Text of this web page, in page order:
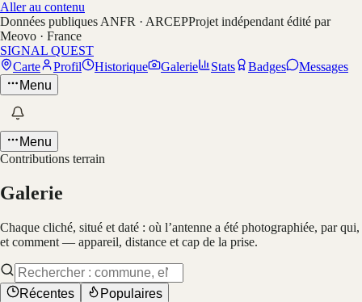
Aller au contenu
Données publiques ANFR · ARCEPProjet indépendant édité par
Meovo · France
SIGNAL QUEST
Carte
Profil Historique Galerie Stats Badges
Messages
Menu
Menu
Contributions terrain
Galerie
Chaque cliché, situé et daté : où l’antenne a été photographiée, par qui,
et comment — appareil, distance et cap de la prise.
Récentes
Populaires